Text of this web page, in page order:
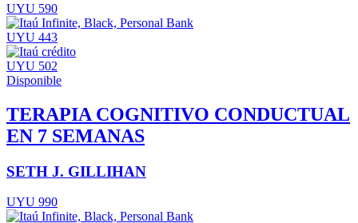
UYU 590
UYU 443
UYU 502
Disponible
TERAPIA COGNITIVO CONDUCTUAL
EN 7 SEMANAS
SETH J. GILLIHAN
UYU 990